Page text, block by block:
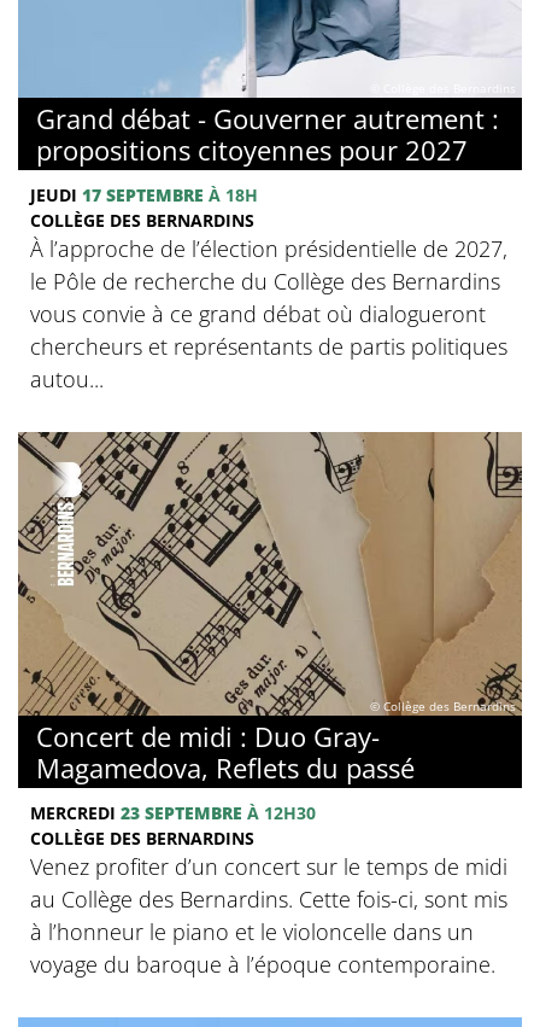
Grand débat - Gouverner autrement :
propositions citoyennes pour 2027
JEUDI 17 SEPTEMBRE À 18H
COLLÈGE DES BERNARDINS
À l’approche de l’élection présidentielle de 2027,
le Pôle de recherche du Collège des Bernardins
vous convie à ce grand débat où dialogueront
chercheurs et représentants de partis politiques
autou...
© Collège des Bernardins
Concert de midi : Duo Gray-
Magamedova, Reflets du passé
MERCREDI 23 SEPTEMBRE À 12H30
COLLÈGE DES BERNARDINS
Venez profiter d’un concert sur le temps de midi
au Collège des Bernardins. Cette fois-ci, sont mis
à l’honneur le piano et le violoncelle dans un
voyage du baroque à l’époque contemporaine.